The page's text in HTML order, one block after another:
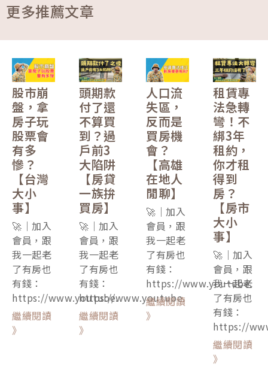
更多推薦文章
股市崩
盤，拿
房子玩
股票會
有多
慘？
【台灣
大小
事】
🚀｜加入
會員，跟
我一起老
了有房也
有錢：
https://www.youtube.
繼續閱讀
》
頭期款
付了還
不算買
到？過
戶前3
大陷阱
【房貸
一族拚
買房】
🚀｜加入
會員，跟
我一起老
了有房也
有錢：
https://www.youtube.
繼續閱讀
》
人口流
失區，
反而是
買房機
會？
【高雄
在地人
閒聊】
🚀｜加入
會員，跟
我一起老
了有房也
有錢：
https://www.youtube.
繼續閱讀
》
租賃專
法急轉
彎！不
綁3年
租約，
你才租
得到
房？
【房市
大小
事】
🚀｜加入
會員，跟
我一起老
了有房也
有錢：
https://
繼續閱讀
》